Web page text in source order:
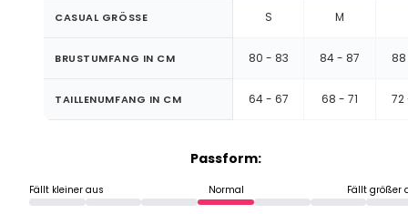
CASUAL GRÖSSE S M
BRUSTUMFANG IN CM 80 - 83 84 - 87
TAILLENUMFANG IN CM 64 - 67 68 - 71 72
Passform:
Fällt kleiner aus Normal Fällt größer